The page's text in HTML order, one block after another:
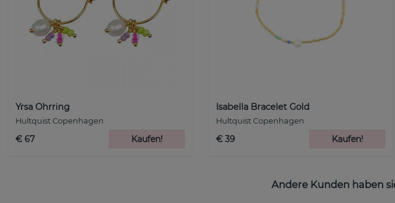
Yrsa Ohrring
Hultquist Copenhagen
€ 67 Kaufen!
Isabella Bracelet Gold
Hultquist Copenhagen
€ 39 Kaufen!
Andere Kunden haben